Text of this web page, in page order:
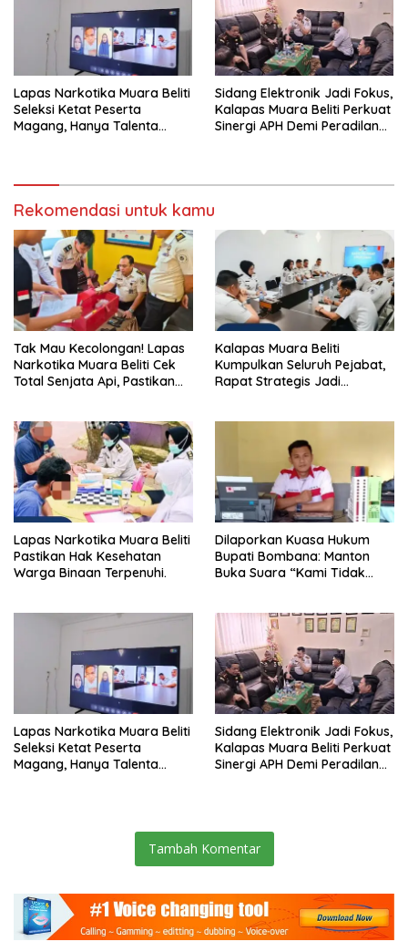
Lapas Narkotika Muara Beliti
Seleksi Ketat Peserta
Magang, Hanya Talenta
Sidang Elektronik Jadi Fokus,
Kalapas Muara Beliti Perkuat
Sinergi APH Demi Peradilan
Rekomendasi untuk kamu
Tak Mau Kecolongan! Lapas
Narkotika Muara Beliti Cek
Total Senjata Api, Pastikan
Kalapas Muara Beliti
Kumpulkan Seluruh Pejabat,
Rapat Strategis Jadi
Lapas Narkotika Muara Beliti
Pastikan Hak Kesehatan
Warga Binaan Terpenuhi.
Dilaporkan Kuasa Hukum
Bupati Bombana: Manton
Buka Suara “Kami Tidak
Lapas Narkotika Muara Beliti
Seleksi Ketat Peserta
Magang, Hanya Talenta
Sidang Elektronik Jadi Fokus,
Kalapas Muara Beliti Perkuat
Sinergi APH Demi Peradilan
Tambah Komentar